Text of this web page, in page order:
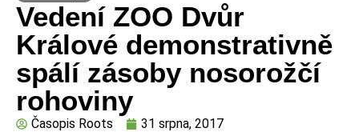
Vedení ZOO Dvůr
Králové demonstrativně
spálí zásoby nosorožčí
rohoviny
Časopis Roots 31 srpna, 2017